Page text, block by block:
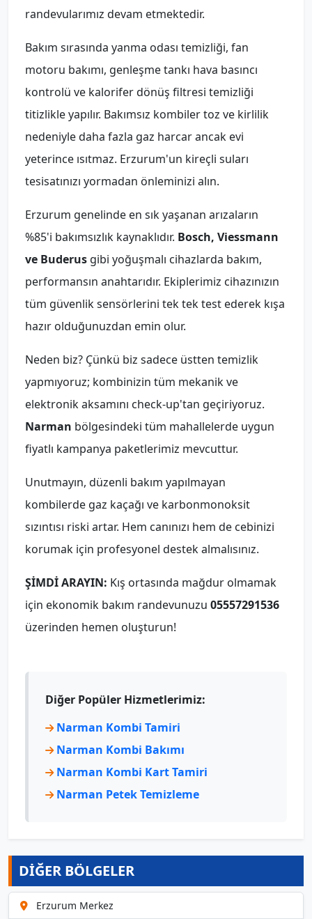
randevularımız devam etmektedir.
Bakım sırasında yanma odası temizliği, fan
motoru bakımı, genleşme tankı hava basıncı
kontrolü ve kalorifer dönüş filtresi temizliği
titizlikle yapılır. Bakımsız kombiler toz ve kirlilik
nedeniyle daha fazla gaz harcar ancak evi
yeterince ısıtmaz. Erzurum'un kireçli suları
tesisatınızı yormadan önleminizi alın.
Erzurum genelinde en sık yaşanan arızaların
%85'i bakımsızlık kaynaklıdır. Bosch, Viessmann
ve Buderus gibi yoğuşmalı cihazlarda bakım,
performansın anahtarıdır. Ekiplerimiz cihazınızın
tüm güvenlik sensörlerini tek tek test ederek kışa
hazır olduğunuzdan emin olur.
Neden biz? Çünkü biz sadece üstten temizlik
yapmıyoruz; kombinizin tüm mekanik ve
elektronik aksamını check-up'tan geçiriyoruz.
Narman bölgesindeki tüm mahallelerde uygun
fiyatlı kampanya paketlerimiz mevcuttur.
Unutmayın, düzenli bakım yapılmayan
kombilerde gaz kaçağı ve karbonmonoksit
sızıntısı riski artar. Hem canınızı hem de cebinizi
korumak için profesyonel destek almalısınız.
ŞİMDİ ARAYIN: Kış ortasında mağdur olmamak
için ekonomik bakım randevunuzu 05557291536
üzerinden hemen oluşturun!
Diğer Popüler Hizmetlerimiz:
Narman Kombi Tamiri
Narman Kombi Bakımı
Narman Kombi Kart Tamiri
Narman Petek Temizleme
DİĞER BÖLGELER
Erzurum Merkez